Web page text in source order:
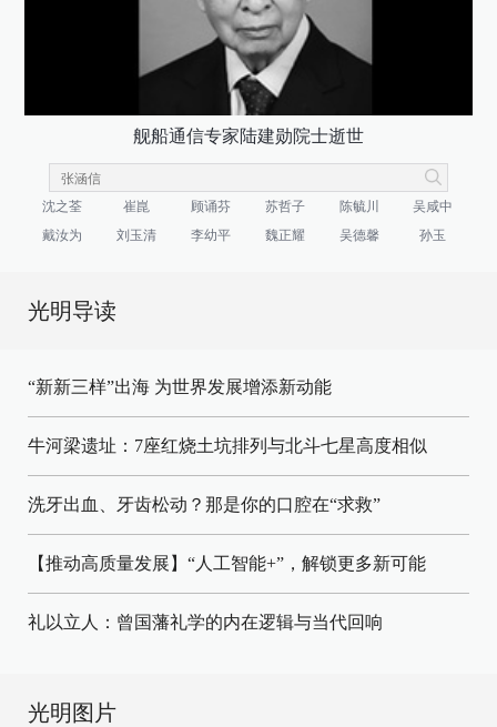
舰船通信专家陆建勋院士逝世
沈之荃 崔崑 顾诵芬 苏哲子 陈毓川
吴咸中
戴汝为
刘玉清 李幼平 魏正耀 吴德馨 孙玉
光明导读
“新新三样”出海 为世界发展增添新动能
牛河梁遗址：7座红烧土坑排列与北斗七星高度相似
洗牙出血、牙齿松动？那是你的口腔在“求救”
【推动高质量发展】“人工智能+”，解锁更多新可能
礼以立人：曾国藩礼学的内在逻辑与当代回响
光明图片